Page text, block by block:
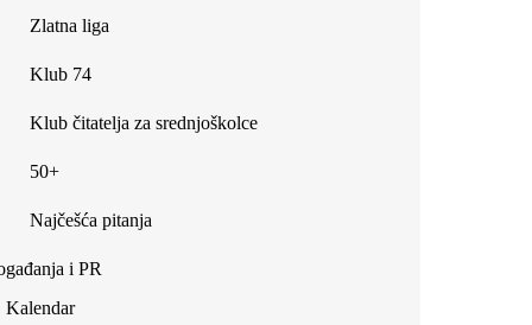
Zlatna liga
Klub 74
Klub čitatelja za srednjoškolce
50+
Najčešća pitanja
i PR
Kalendar